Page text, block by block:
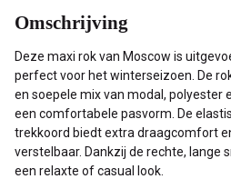
Omschrijving
Deze maxi rok van Moscow is
perfect voor het winterseizoen. De
en soepele mix van modal, polyester
een comfortabele pasvorm. De
trekkoord biedt extra draagcomfort
verstelbaar. Dankzij de rechte, lange
een relaxte of casual look.